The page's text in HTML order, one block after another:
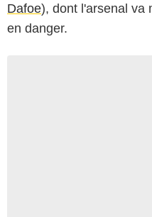
Dafoe), dont l'arsenal va
en danger.